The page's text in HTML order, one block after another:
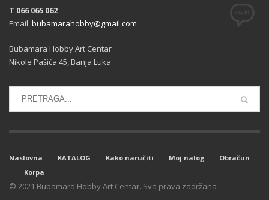
T 066 065 062
Email: bubamarahobby@gmail.com
Bubamara Hobby Art Centar
Nikole Pašića 45, Banja Luka
Naslovna KATALOG Kako naručiti Moj nalog
Obračun
Korpa
© 2021 Bubamara Hobby Art Centar. Sva prava zadržana